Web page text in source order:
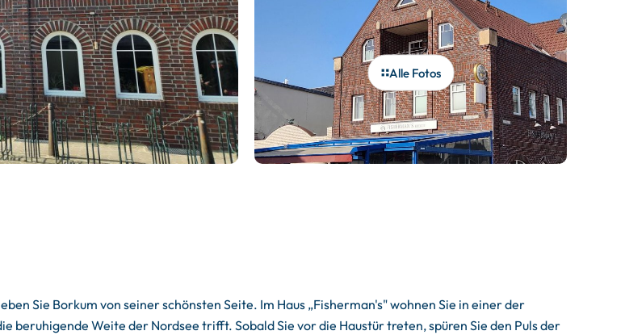
Alle Fotos
Sie Borkum von seiner schönsten Seite. Im Haus „Fisherman's" wohnen Sie in einer der
Weite der Nordsee trifft. Sobald Sie vor die Haustür treten, spüren Sie den Puls der